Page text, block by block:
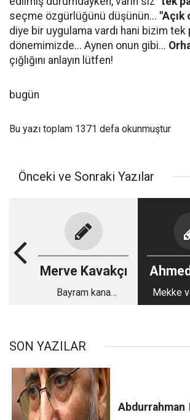
seçme özgürlüğünü düşünün... "Açık
diye bir uygulama vardı hani bizim tek
dönemimizde... Aynen onun gibi...
çığlığını anlayın lütfen!
bugün
Bu yazı toplam 1371 defa okunmuştur
Önceki ve Sonraki Yazılar
Merve Kavakçı
Bayram kana
Mekke
Tuzun
SON YAZILAR
Abdurrahman